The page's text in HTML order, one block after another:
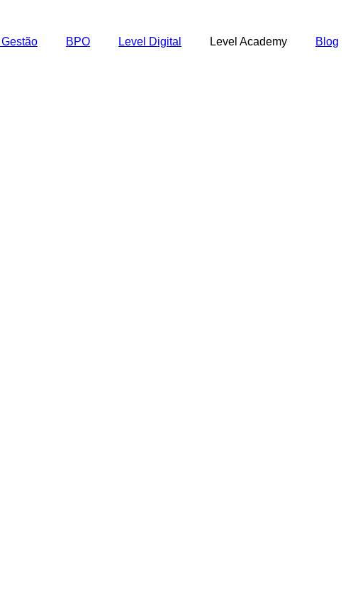
BPO Level Digital Level Academy
Blog